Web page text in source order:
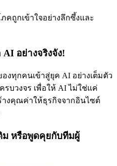
คถูกเข้าใจอย่างลึกซึ้งและ
อย่างจริงจัง!
งทุกคนเข้าสู่ยุค AI อย่างเต็มตัว
รบวงจร เพื่อให้ AI ไม่ใช่แค่
างคุณค่าให้ธุรกิจจากอินไซต์
ม หรือพูดคุยกับทีมผู้